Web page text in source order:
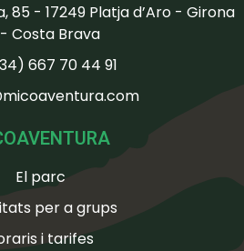
85 - 17249 Platja d’Aro - Girona
- Costa Brava
667 70 44 91
El parc
per a grups
i tarifes